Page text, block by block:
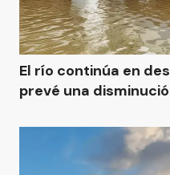
El río continúa en
prevé una